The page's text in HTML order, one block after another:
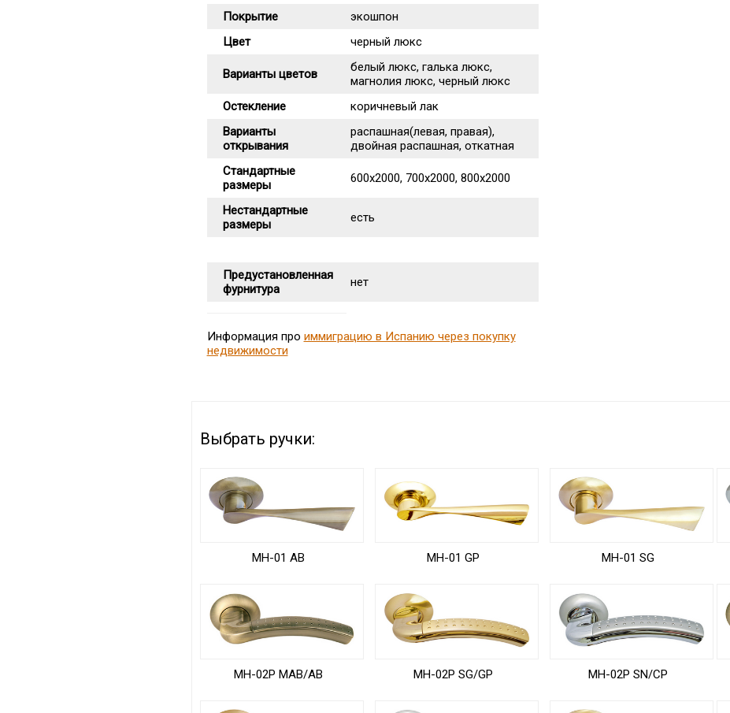
Покрытие
экошпон
Цвет
черный люкс
Варианты цветов
белый люкс, галька люкс,
магнолия люкс, черный люкс
Остекление
коричневый лак
Варианты
открывания
распашная(левая, правая),
двойная распашная, откатная
Стандартные
размеры
600х2000, 700х2000, 800х2000
Нестандартные
размеры
есть
Предустановленная
фурнитура
нет
Информация про иммиграцию в Испанию через покупку
недвижимости
Выбрать ручки:
MH-01 AB MH-01 GP MH-01 SG
MH-02P MAB/AB MH-02P SG/GP MH-02P SN/CP